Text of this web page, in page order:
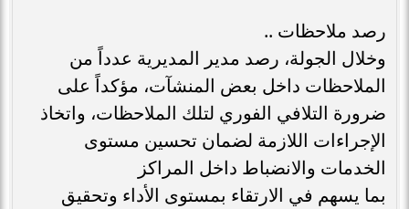
رصد ملاحظات ..
وخلال الجولة، رصد مدير المديرية عدداً من
الملاحظات داخل بعض المنشآت، مؤكداً على
ضرورة التلافي الفوري لتلك الملاحظات، واتخاذ
الإجراءات اللازمة لضمان تحسين مستوى
الخدمات والانضباط داخل المراكز
بما يسهم في الارتقاء بمستوى الأداء وتحقيق